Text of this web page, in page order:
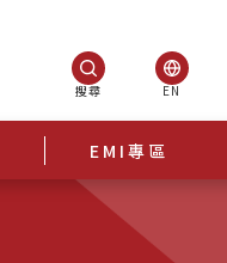
搜尋 EN
EMI專區